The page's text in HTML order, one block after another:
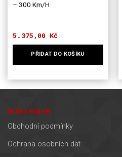
– 300 Km/H
5.375,00 Kč
PŘIDAT DO KOŠÍKU
Informace
Obchodní podmínky
Ochrana osobních dat